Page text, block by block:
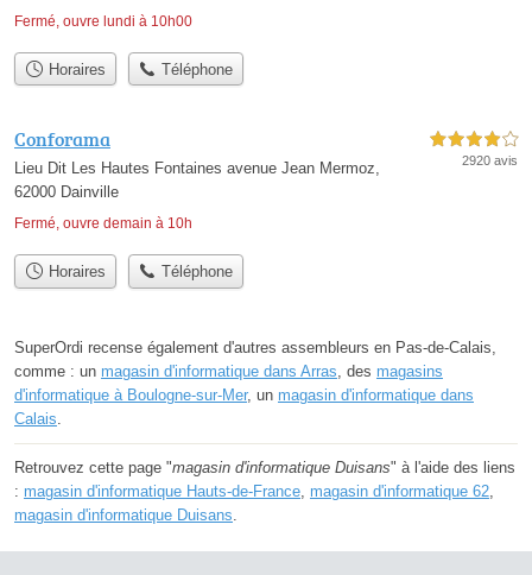
Fermé, ouvre lundi à 10h00
Horaires Téléphone
Conforama
Lieu Dit Les Hautes Fontaines avenue Jean Mermoz,
62000 Dainville
Fermé, ouvre demain à 10h
4,0 étoiles sur 5
2920 avis
Horaires Téléphone
SuperOrdi recense également d'autres assembleurs en Pas-de-Calais,
comme : un magasin d'informatique dans Arras , des magasins
d'informatique à Boulogne-sur-Mer, un magasin d'informatique dans
Calais
Retrouvez cette page "magasin d'informatique Duisans" à l'aide des liens
: magasin d'informatique Hauts-de-France magasin d'informatique 62
magasin d'informatique Duisans